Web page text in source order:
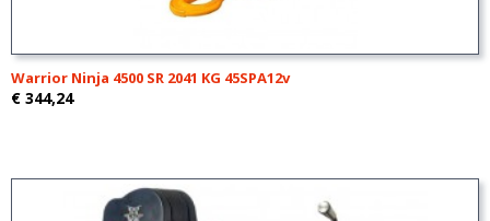
Warrior Ninja 4500 SR 2041 KG 45SPA12v
€ 344,24